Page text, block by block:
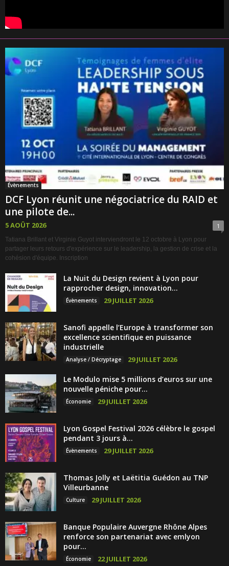
Évènements
DCF Lyon réunit une négociatrice du RAID et
une pilote de...
5 AOÛT 2026 1
Tatiana Brillant et Virginie Guyot interviendront le 12 octobre à Lyon pour
partager leurs retours d'expérience sur le leadership, la gestion de crise et la
cohésion d'équipe. Inscription
La Nuit du Design revient à Lyon pour
rapprocher design, innovation...
Évènements 29 JUILLET 2026
Sanofi appelle l’Europe à transformer son
excellence scientifique en puissance
industrielle
Analyse / Décryptage 29 JUILLET 2026
Le Modulo mise 5 millions d’euros sur une
nouvelle péniche pour...
Économie 29 JUILLET 2026
Lyon Gospel Festival 2026 célèbre le gospel
pendant 3 jours à...
Évènements 29 JUILLET 2026
Thomas Jolly et Laëtitia Guédon au TNP
Villeurbanne
Culture 29 JUILLET 2026
Banque Populaire Auvergne Rhône Alpes
renforce son partenariat avec emlyon
pour...
Économie 22 JUILLET 2026